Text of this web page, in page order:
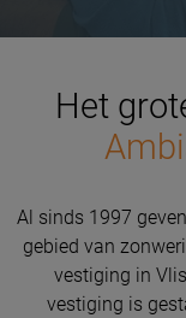
Het
Al sinds 1997
gebied van
vestiging in
vestiging is